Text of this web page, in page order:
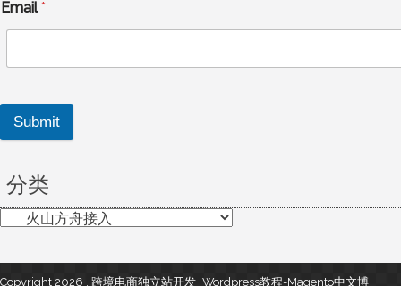
Email*
Submit
分类
Copyright 2026 , 跨境电商独立站开发_Wordpress教程-Magento中文博